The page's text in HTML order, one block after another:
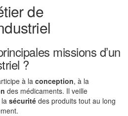
de
missions d’un
?
à la conception, à la
des médicaments. Il veille
sécurité des produits tout au long